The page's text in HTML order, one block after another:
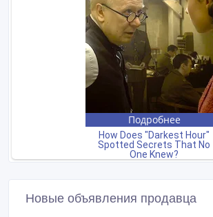
Новые объявления продавца